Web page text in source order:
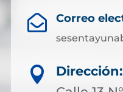
 Correo

Dirección: